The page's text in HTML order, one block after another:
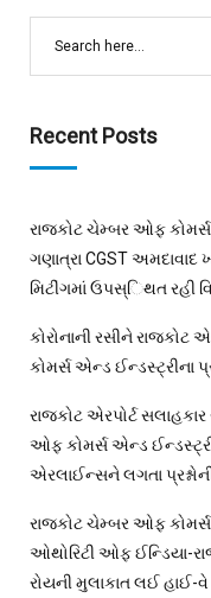
Recent Posts
રાજકોટ ચેમ્બર ઓફ
ગણાત્રા CGST અમદાવાદ
મિટીંગમાં ઉપસ્િથત રહી
કોરોનાની રસીને
કોમર્સ એન્ડ ઈન્ડસ્ટ્રીના
રાજકોટ એરપોર્ટ
ઓફ કોમર્સ એન્ડ
એરલાઈન્સને લગતા
રાજકોટ ચેમ્બર ઓફ
ઓથોરિટી ઓફ ઈન્ડિયા-
રોયની મુલાકાત લઈ